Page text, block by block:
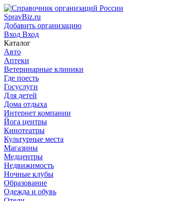
SpravBiz.ru
Добавить организацию
Вход Вход
Каталог
Авто
Аптеки
Ветеринарные клиники
Где поесть
Госуслуги
Для детей
Дома отдыха
Интернет компании
Йога центры
Кинотеатры
Культурные места
Магазины
Медцентры
Недвижимость
Ночные клубы
Образование
Одежда и обувь